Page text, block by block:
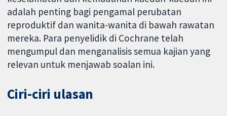
adalah penting bagi pengamal perubatan
reproduktif dan wanita-wanita di bawah rawatan
mereka. Para penyelidik di Cochrane telah
mengumpul dan menganalisis semua kajian yang
relevan untuk menjawab soalan ini.
Ciri-ciri ulasan